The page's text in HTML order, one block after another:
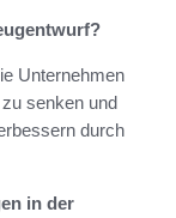
Unternehmen
senken und
durch
in der